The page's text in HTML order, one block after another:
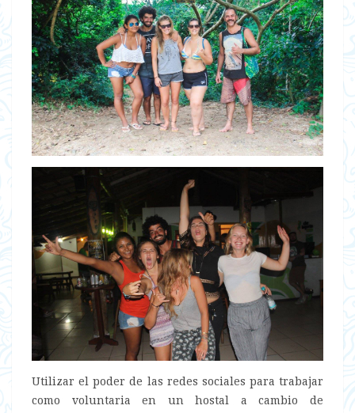
Utilizar el poder de las redes sociales para trabajar
como voluntaria en un hostal a cambio de